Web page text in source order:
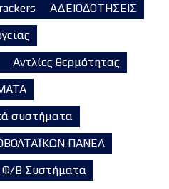
ΑΔΕΙΟΔΟΤΗΣΕΙΣ
Αντλίες θερμότητας
συστήματα
ΠΑΝΕΛ
Φ/Β Συστήματα